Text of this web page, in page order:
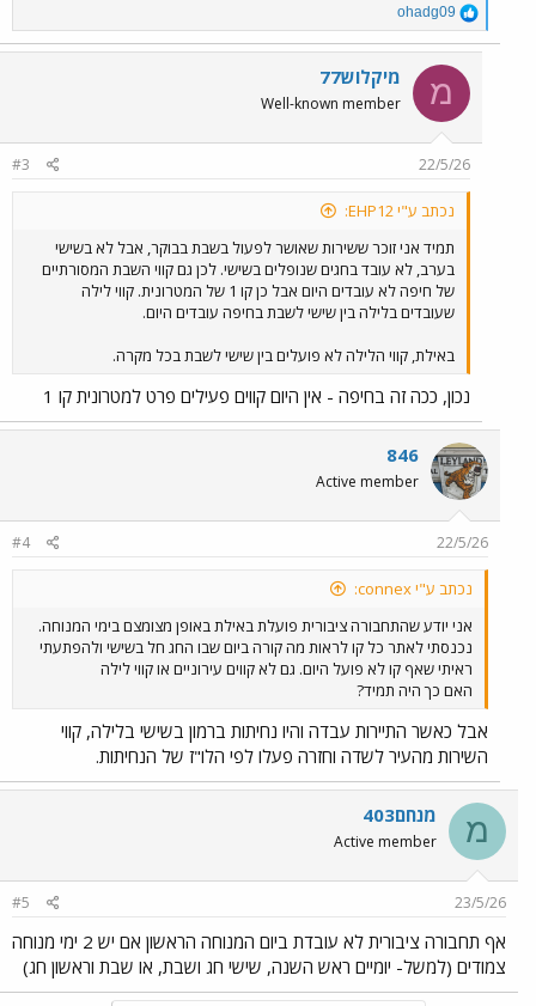
R
e
a
c
o
n
s
ohadg09
מ מיקלוש77
Well-known member
22/5/26
#3
נכתב ע"י EHP12:
תמיד אני זוכר ששירות שאושר לפעול בשבת בבוקר, אבל לא בשישי
בערב, לא עובד בחגים שנופלים בשישי. לכן גם קווי השבת המסורתיים
של חיפה לא עובדים היום אבל כן קו 1 של המטרונית. קווי לילה
שעובדים בלילה בין שישי לשבת בחיפה עובדים היום.
באילת, קווי הלילה לא פועלים בין שישי לשבת בכל מקרה.
נכון, ככה זה בחיפה - אין היום קווים פעילים פרט למטרונית קו 1
846
Active member
22/5/26
#4
נכתב ע"י connex:
אני יודע שהתחבורה ציבורית פועלת באילת באופן מצומצם בימי המנוחה.
נכנסתי לאתר כל קו לראות מה קורה ביום שבו החג חל בשישי ולהפתעתי
ראיתי שאף קו לא פועל היום. גם לא קווים עירוניים או קווי לילה
האם כך היה תמיד?
אבל כאשר התיירות עבדה והיו נחיתות ברמון בשישי בלילה, קווי
השירות מהעיר לשדה וחזרה פעלו לפי הלו"ז של הנחיתות.
מ מנחם403
Active member
23/5/26
#5
אף תחבורה ציבורית לא עובדת ביום המנוחה הראשון אם יש 2 ימי מנוחה
צמודים (למשל- יומיים ראש השנה, שישי חג ושבת, או שבת וראשון חג)